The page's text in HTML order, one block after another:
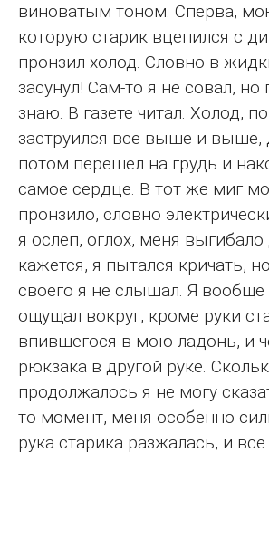
виноватым тоном. Сперва,
которую старик вцепился с
пронзил холод. Словно в
засунул! Сам-то я не совал, но
знаю. В газете читал. Холод,
заструился все выше и выше,
потом перешел на грудь и
самое сердце. В тот же миг
пронзило, словно
я ослеп, оглох, меня выгибало
кажется, я пытался кричать,
своего я не слышал. Я вообще
ощущал вокруг, кроме руки
впившегося в мою ладонь, и
рюкзака в другой руке.
продолжалось я не могу
то момент, меня особенно
рука старика разжалась, и